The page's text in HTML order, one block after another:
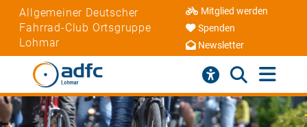
Allgemeiner Deutscher
Fahrrad-Club Ortsgruppe
Lohmar
Mitglied werden
Spenden
Newsletter